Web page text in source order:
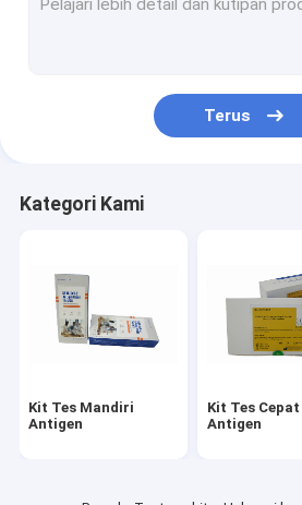
Tes Antibodi Antigen Dengue
Alat Tes PCR Monkeypox
Alat Tes Konsentrasi Sperma
Terus
Kategori Kami
Kit Tes Mandiri
Antigen
Kit Tes Cepat
Antigen